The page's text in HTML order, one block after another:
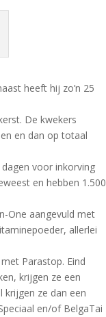
heeft hij zo’n 25
De kwekers
en dan op totaal
voor inkorving
en hebben 1.500
One aangevuld met
allerlei
Parastop. Eind
krijgen ze een
krijgen ze dan een
en/of BelgaTai